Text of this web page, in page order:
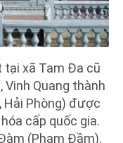
tại xã Tam Đa cũ
Vinh Quang thành
Hải Phòng) được
cấp quốc gia.
(Phạm Đầm),